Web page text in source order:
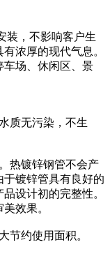
装，不影响客​‌‌户生
浓厚的现代气息。
车场、休闲区、景
质无污染，不生
热镀锌钢管不会产
镀锌管具有良好的
设计初的完整性。
效果。
节约使用面积。